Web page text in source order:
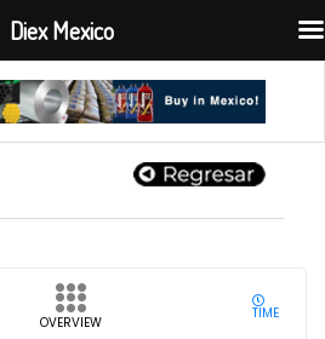
OVERVIEW
TIME
Diex Mexico